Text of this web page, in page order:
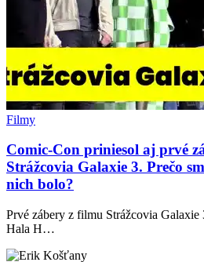
Filmy
Comic-Con priniesol aj prvé
Strážcovia Galaxie 3. Prečo
nich bolo?
Prvé zábery z filmu Strážcovia Galaxie
Hala H…